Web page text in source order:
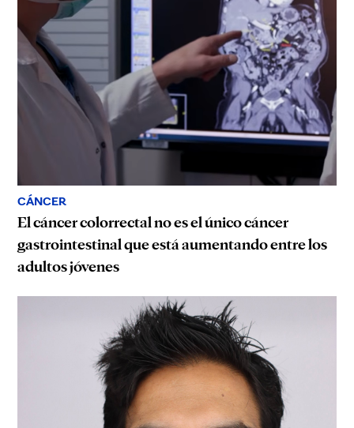
CÁNCER
El cáncer colorrectal no es el único cáncer
gastrointestinal que está aumentando entre los
adultos jóvenes